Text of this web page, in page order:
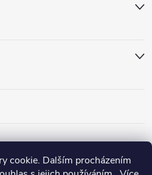
cookie. Dalším procházením